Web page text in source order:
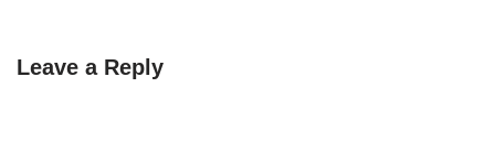
Leave a Reply